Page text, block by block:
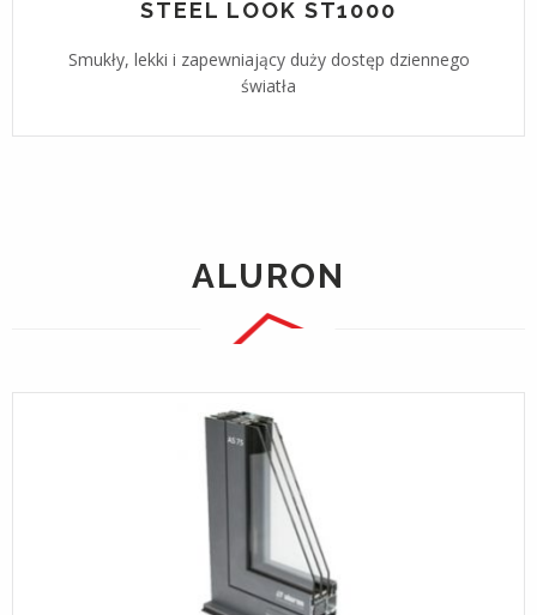
STEEL LOOK ST1000
Smukły, lekki i zapewniający duży dostęp dziennego
światła
ALURON